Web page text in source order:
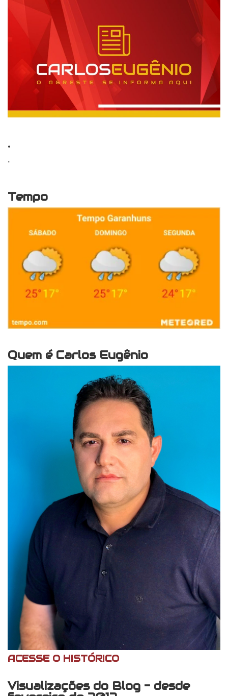
.
.
Tempo
Quem é Carlos Eugênio
ACESSE O HISTÓRICO
Visualizações do Blog - desde